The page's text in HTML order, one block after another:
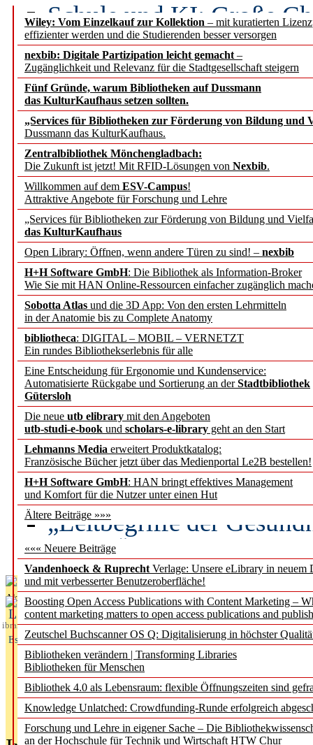
Wiley: Vom Einzelkauf zur Kollektion – mit kuratierten
effizienter werden und die Studierenden besser versorgen
nexbib: Digitale Partizipation leicht gemacht –
Zugänglichkeit und Relevanz für die Stadtgesellschaft steigern
Fünf Gründe, warum Bibliotheken auf Dussmann
das KulturKaufhaus setzen sollten.
„Services für Bibliotheken zur Förderung von Bildung und
Dussmann das KulturKaufhaus.
Zentralbibliothek Mönchengladbach:
Die Zukunft ist jetzt! Mit RFID-Lösungen von Nexbib.
Willkommen auf dem ESV-Campus!
Attraktive Angebote für Forschung und Lehre
„Services für Bibliotheken zur Förderung von Bildung und
das KulturKaufhaus
Open Library: Öffnen, wenn andere Türen zu sind! – nexbib
H+H Software GmbH: Die Bibliothek als Information-Broker
Wie Sie mit HAN Online-Ressourcen einfacher zugänglich
Sobotta Atlas und die 3D App: Von den ersten Lehrmitteln
in der Anatomie bis zu Complete Anatomy
bibliotheca: DIGITAL – MOBIL – VERNETZT
Ein rundes Bibliothekserlebnis für alle
Eine Entscheidung für Ergonomie und Kundenservice:
Automatisierte Rückgabe und Sortierung an derStadtbibliothek
Gütersloh
Die neue utb elibrary mit den Angeboten
utb-studi-e-book und scholars-e-library geht an den Start
Lehmanns Media erweitert Produktkatalog:
Französische Bücher jetzt über das Medienportal Le2B bestellen!
H+H Software GmbH: HAN bringt effektives Management
und Komfort für die Nutzer unter einen Hut
Ältere Beiträge »»»
««« Neuere Beiträge
Vandenhoeck & Ruprecht Verlage: Unsere eLibrary in neuem
und mit verbesserter Benutzeroberfläche!
Boosting Open Access Publications with Content Marketing –
content marketing matters to open access publications and
Zeutschel Buchscanner OS Q: Digitalisierung in höchster
Bibliotheken verändern | Transforming Libraries
Bibliotheken für Menschen
Bibliothek 4.0 als Lebensraum: flexible Öffnungszeiten sind
Knowledge Unlatched: Crowdfunding-Runde erfolgreich
Forschung und Lehre in eigener Sache – Die
an der Hochschule für Technik und Wirtschaft HTW Chur
Schule und KI: Große
Voraussetzungen
Erfolgreiches erstes
Segment Research –
angepasst
konstruktiv!
Mohr Siebeck
und die Zeitschrift für
Francke Attempto
EBSCO Information
Recherchefunktionen in
Sorbisches Institut neu
Geschichte und
Künstliche Intelligenz
besser zu verstehen
„Leitbegriffe der
des BIÖG erscheinen
Aktuelles aus
L
ibrary
Essentials